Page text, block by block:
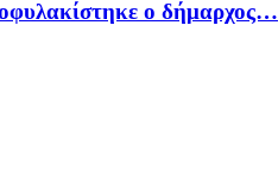
ο δήμαρχος…